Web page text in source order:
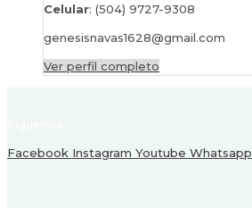
Celular: (504) 9727-9308
genesisnavas1628@gmail.com
Ver perfil completo
Facebook Instagram Youtube Whatsapp